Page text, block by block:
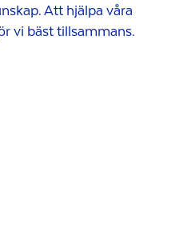
Att hjälpa våra
vi bäst tillsammans.